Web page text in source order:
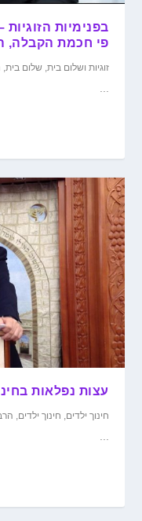
בפנימיות
פי חכמת הקבלה,
זוגיות ושלום בית,שלום בית,
עצות נפלאות
חינוך ילדים, חינוך ילדים,